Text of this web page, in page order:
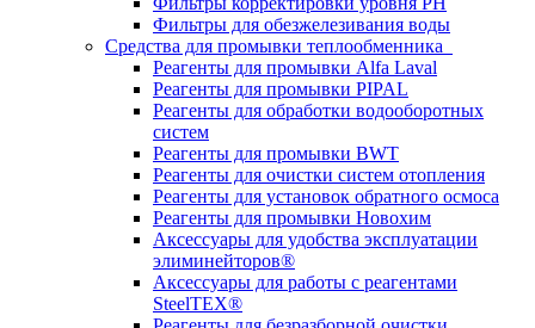
Фильтры для обезжелезивания воды
Средства для промывки теплообменника
Реагенты для промывки Alfa Laval
Реагенты для промывки PIPAL
Реагенты для обработки водооборотных
систем
Реагенты для промывки BWT
Реагенты для очистки систем отопления
Реагенты для установок обратного осмоса
Реагенты для промывки Новохим
Аксессуары для удобства эксплуатации
элиминейторов®
Аксессуары для работы с реагентами
SteelTEX®